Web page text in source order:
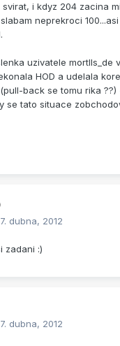
svirat, i kdyz 204 zacina
neprekroci
uzivatele mortIIs_de
HOD a udelala
back se tomu rika ??)
se tato situace
dubna, 2012
zadani :)
dubna, 2012